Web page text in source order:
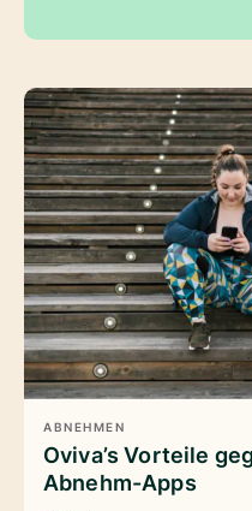
ABNEHMEN
Oviva’s Vorteile
Abnehm-Apps